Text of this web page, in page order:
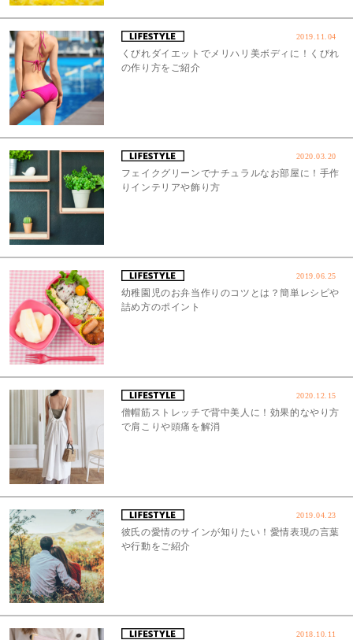
2019.11.04
くびれダイエットでメリハリ美ボディに！くびれ
の作り方をご紹介
2020.03.20
フェイクグリーンでナチュラルなお部屋に！手作
りインテリアや飾り方
2019.06.25
幼稚園児のお弁当作りのコツとは？簡単レシピや
詰め方のポイント
2020.12.15
僧帽筋ストレッチで背中美人に！効果的なやり方
で肩こりや頭痛を解消
2019.04.23
彼氏の愛情のサインが知りたい！愛情表現の言葉
や行動をご紹介
2018.10.11